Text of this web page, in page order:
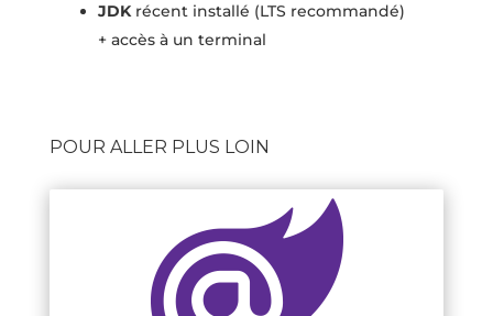
JDKrécent installé (LTS recommandé)
+ accès à un terminal
POUR ALLER PLUS LOIN